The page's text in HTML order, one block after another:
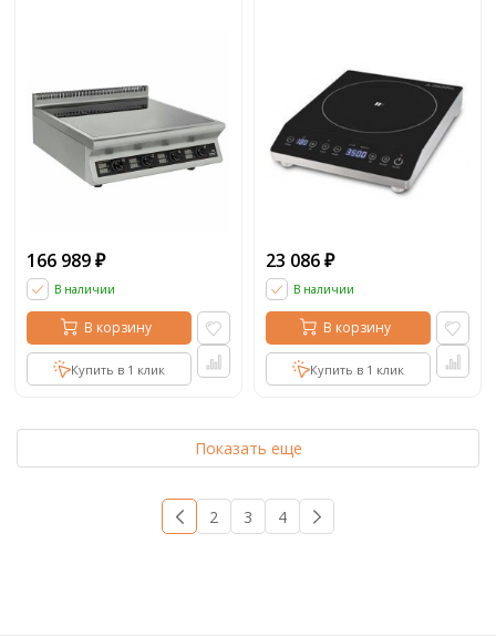
166 989 ₽
В наличии
В корзину
Купить в 1 клик
23 086 ₽
В наличии
В корзину
Купить в 1 клик
Показать еще
1 2 3 4 →